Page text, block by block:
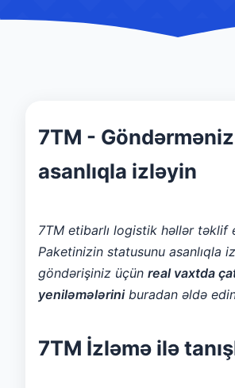
7TM -
asanlıqla izləyin
7TM etibarlı logistik həllər təklif
Paketinizin statusunu asanlıqla
göndərişiniz üçün real vaxtda
yeniləmələriniburadan əldə
7TM İzləmə ilə